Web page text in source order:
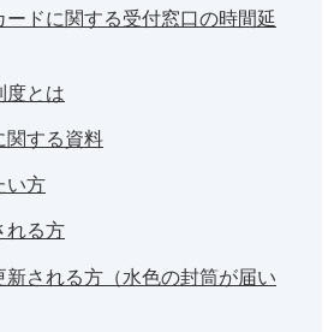
ードに関する受付窓口の時間延
度とは
関する資料
い方
れる方
新される方（水色の封筒が届い